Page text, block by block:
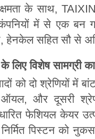
के साथ,
में से एक बन
हेनकेल सहित सौ से
विशेष सामग्री
को दो श्रेणियों में
और दूसरी
फेशियल केयर
पिस्टन को